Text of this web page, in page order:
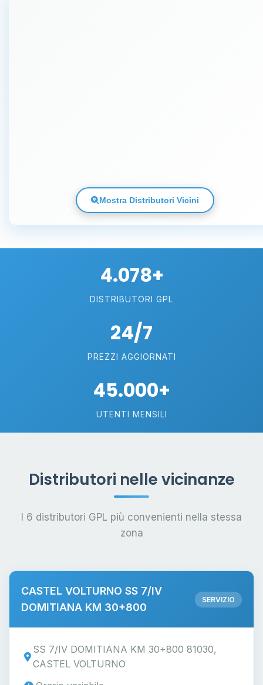
Mostra Distributori Vicini
4.078+
DISTRIBUTORI GPL
24/7
PREZZI AGGIORNATI
45.000+
UTENTI MENSILI
Distributori nelle vicinanze
I 6 distributori GPL più convenienti nella stessa
zona
CASTEL VOLTURNO SS 7/IV
DOMITIANA KM 30+800
SERVIZIO
SS 7/IV DOMITIANA KM 30+800 81030,
CASTEL VOLTURNO